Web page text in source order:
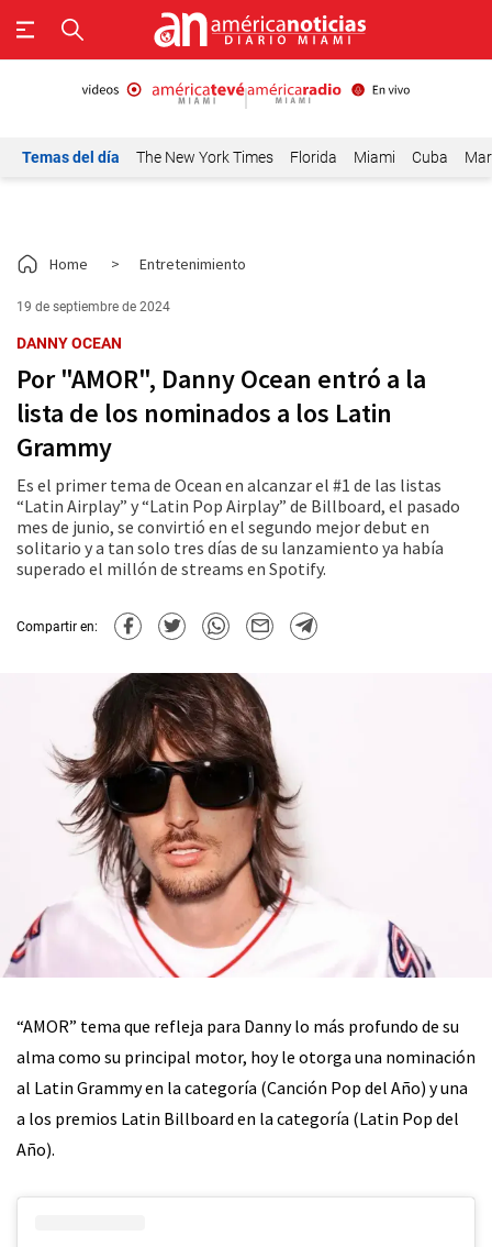
Temas del día The New York Times Florida Miami Cuba
Home > Entretenimiento
19 de septiembre de 2024
DANNY OCEAN
Por "AMOR", Danny Ocean entró a la
lista de los nominados a los Latin
Grammy
Es el primer tema de Ocean en alcanzar el #1 de las listas
“Latin Airplay” y “Latin Pop Airplay” de Billboard, el pasado
mes de junio, se convirtió en el segundo mejor debut en
solitario y a tan solo tres días de su lanzamiento ya había
superado el millón de streams en Spotify.
Compartir en:
“AMOR” tema que refleja para Danny lo más profundo de su
alma como su principal motor, hoy le otorga una nominación
al Latin Grammy en la categoría (Canción Pop del Año) y una
a los premios Latin Billboard en la categoría (Latin Pop del
Año).